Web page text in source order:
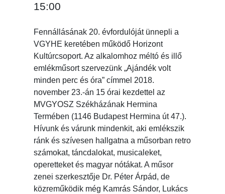
15:00
Fennállásának 20. évfordulóját ünnepli a
VGYHE keretében működő Horizont
Kultúrcsoport. Az alkalomhoz méltó és illő
emlékműsort szervezünk „Ajándék volt
minden perc és óra” címmel 2018.
november 23.-án 15 órai kezdettel az
MVGYOSZ Székházának Hermina
Termében (1146 Budapest Hermina út 47.).
Hívunk és várunk mindenkit, aki emlékszik
ránk és szívesen hallgatna a műsorban retro
számokat, táncdalokat, musicaleket,
operetteket és magyar nótákat. A műsor
zenei szerkesztője Dr. Péter Árpád, de
közreműködik még Kamrás Sándor, Lukács